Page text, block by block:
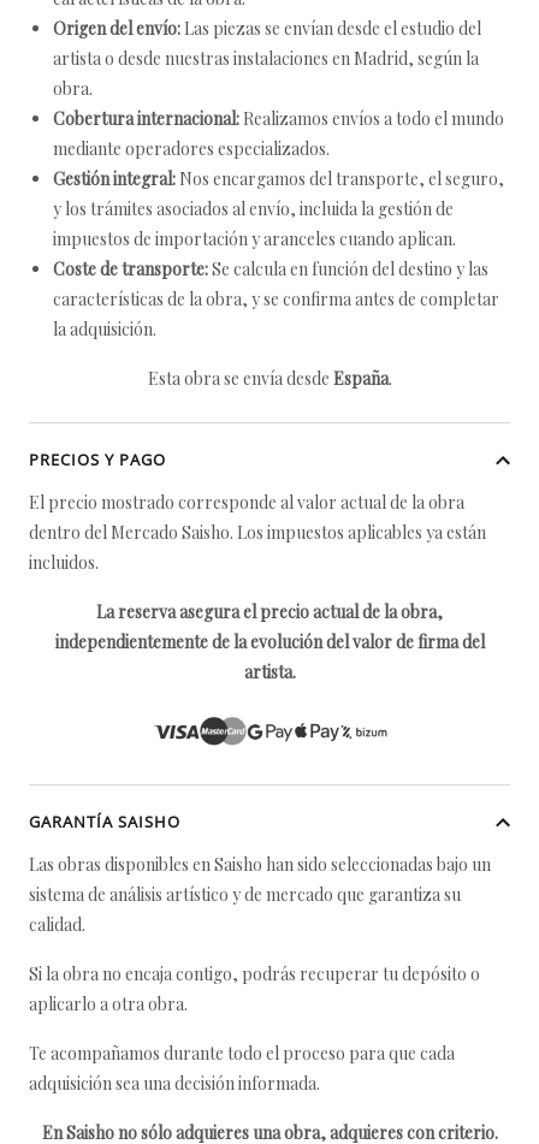
Origen del envío: Las piezas se envían desde el estudio del
artista o desde nuestras instalaciones en Madrid, según la
obra.
Cobertura internacional: Realizamos envíos a todo el mundo
mediante operadores especializados.
Gestión integral: Nos encargamos del transporte, el seguro,
y los trámites asociados al envío, incluida la gestión de
impuestos de importación y aranceles cuando aplican.
Coste de transporte:Se calcula en función del destino y las
características de la obra, y se confirma antes de completar
la adquisición.
Esta obra se envía desde España.
PRECIOS Y PAGO
El precio mostrado corresponde al valor actual de la obra
dentro del Mercado Saisho. Los impuestos aplicables ya están
incluidos.
La reserva asegura el precio actual de la obra,
independientemente de la evolución del valor de firma del
artista.
GARANTÍA SAISHO
Las obras disponibles en Saisho han sido seleccionadas bajo un
sistema de análisis artístico y de mercado que garantiza su
calidad.
Si la obra no encaja contigo, podrás recuperar tu depósito o
aplicarlo a otra obra.
Te acompañamos durante todo el proceso para que cada
adquisición sea una decisión informada.
En Saisho no sólo adquieres una obra, adquieres con criterio.